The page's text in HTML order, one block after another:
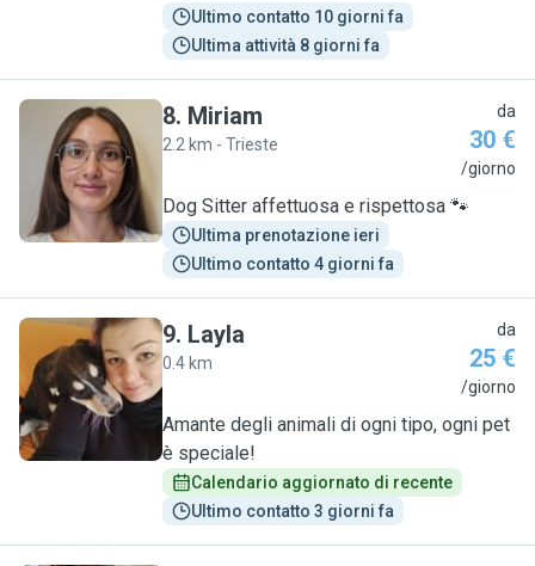
Ultimo contatto 10 giorni fa
Ultima attività 8 giorni fa
M
8. Miriam
2.2 km - Trieste
da
30 €
/giorno
Dog Sitter affettuosa e rispettosa 🐾
Ultima prenotazione ieri
Ultimo contatto 4 giorni fa
L
9. Layla
0.4 km
da
25 €
/giorno
Amante degli animali di ogni tipo, ogni pet
è speciale!
Calendario aggiornato di recente
Ultimo contatto 3 giorni fa